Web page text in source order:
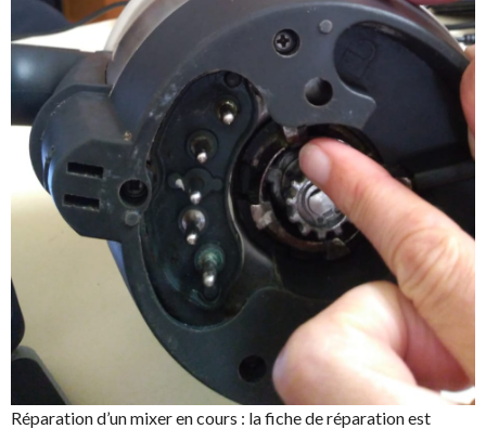
Réparation d’un mixer en cours : la fiche de réparation est